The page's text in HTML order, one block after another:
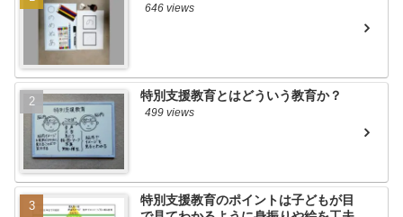
646 views
特別支援教育とはどういう教育か？
499 views
特別支援教育のポイントは子どもが目